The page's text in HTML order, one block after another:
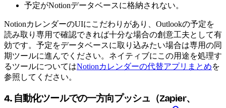
予定がNotionデータベースに格納されない。
NotionカレンダーのUIにこだわりがあり、Outlookの予定を
読み取り専用で確認できれば十分な場合の創意工夫として有
効です。予定をデータベースに取り込みたい場合は専用の同
期ツールに進んでください。ネイティブにこの用途を処理す
るツールについてはNotionカレンダーの代替アプリまとめを
参照してください。
4. 自動化ツールでの一方向プッシュ（Zapier、